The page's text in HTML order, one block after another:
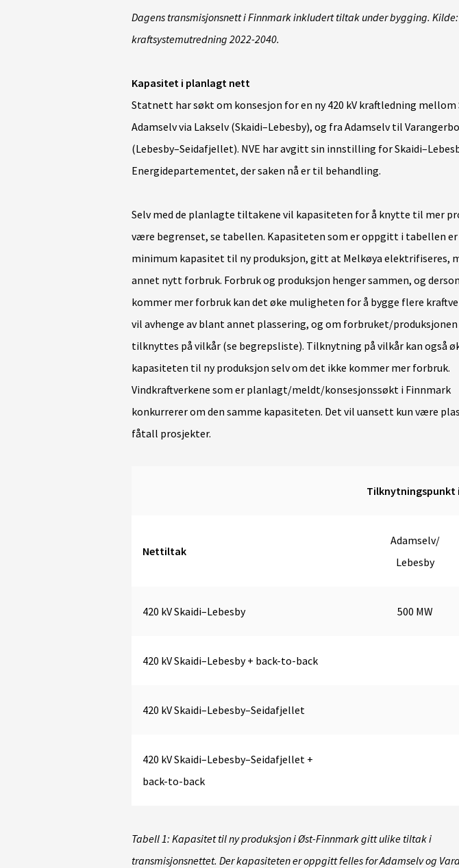
Dagens transmisjonsnett i Finnmark inkludert tiltak under bygging.
kraftsystemutredning 2022-2040.
Kapasitet i planlagt nett
Statnett har søkt om konsesjon for en ny 420 kV kraftledning mellom
Adamselv via Lakselv (Skaidi–Lebesby), og fra Adamselv til
(Lebesby–Seidafjellet). NVE har avgitt sin innstilling for
Energidepartementet, der saken nå er til behandling.
Selv med de planlagte tiltakene vil kapasiteten for å knytte til mer
være begrenset, se tabellen. Kapasiteten som er oppgitt i tabellen er
minimum kapasitet til ny produksjon, gitt at Melkøya elektrifiseres,
annet nytt forbruk. Forbruk og produksjon henger sammen, og
kommer mer forbruk kan det øke muligheten for å bygge flere
vil avhenge av blant annet plassering, og om forbruket/produksjonen
tilknyttes på vilkår (se begrepsliste). Tilknytning på vilkår kan også
kapasiteten til ny produksjon selv om det ikke kommer mer forbruk.
Vindkraftverkene som er planlagt/meldt/konsesjonssøkt i Finnmark
konkurrerer om den samme kapasiteten. Det vil uansett kun være
fåtall prosjekter.
Nettiltak
Adamselv/
Lebesby
420 kV Skaidi–Lebesby 500 MW
420 kV Skaidi–Lebesby + back-to-back
420 kV Skaidi–Lebesby–Seidafjellet
420 kV Skaidi–Lebesby–Seidafjellet +
back-to-back
Tabell 1: Kapasitet til ny produksjon i Øst-Finnmark gitt ulike tiltak i
transmisjonsnettet. Der kapasiteten er oppgitt felles for Adamselv og